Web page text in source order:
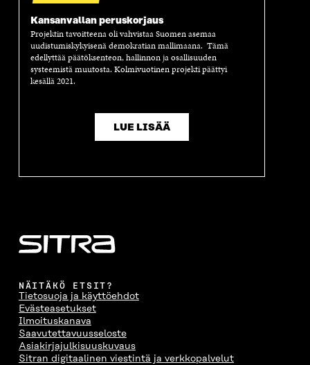
Kansanvallan peruskorjaus
Projektin tavoitteena oli vahvistaa Suomen asemaa
uudistumiskykyisenä demokratian mallimaana. Tämä
edellyttää päätöksenteon, hallinnon ja osallisuuden
systeemistä muutosta. Kolmivuotinen projekti päättyi
kesällä 2021.
LUE LISÄÄ
NÄITÄKÖ ETSIT?
Tietosuoja ja käyttöehdot
Evästeasetukset
Ilmoituskanava
Saavutettavuusseloste
Asiakirjajulkisuuskuvaus
Sitran digitaalinen viestintä ja verkkopalvelut